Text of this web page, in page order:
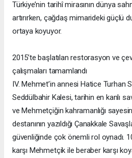
Türkiye’nin tarihî mirasının dünya
artırırken, çağdaş mimarideki güçlü
ortaya koyuyor.
2015’te başlatılan restorasyon ve
çalışmaları tamamlandı
IV. Mehmet’in annesi Hatice Turhan
Seddülbahir Kalesi, tarihin en kanlı
ve Mehmetçiğin kahramanlığı
destanının yazıldığı Çanakkale
güvenliğinde çok önemli rol oynadı.
karşı Mehmetçik ile beraber karşı